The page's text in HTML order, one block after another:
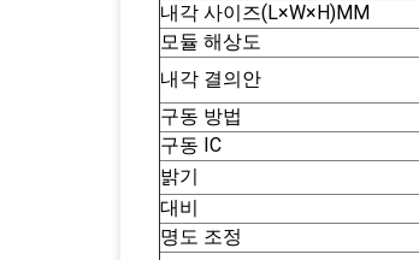
내각 사이즈(L×W×H)MM
모듈 해상도
내각 결의안
구동 방법
구동 IC
밝기
대비
명도 조정